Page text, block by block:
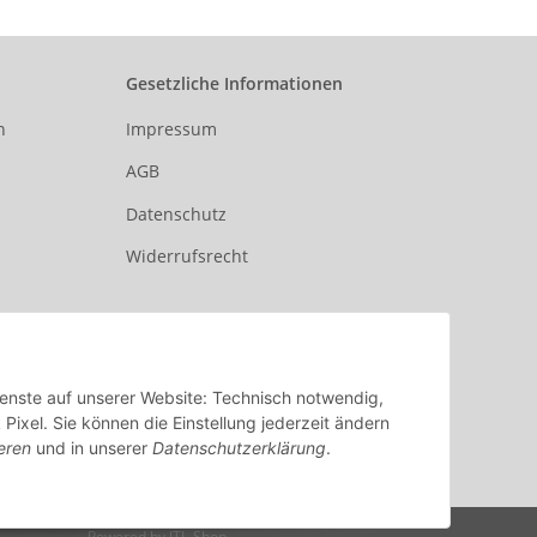
auf unserer Website: Technisch notwendig,
Sie können die Einstellung jederzeit ändern
und in unserer Datenschutzerklärung.
Gesetzliche Informationen
Impressum
AGB
Datenschutz
Widerrufsrecht